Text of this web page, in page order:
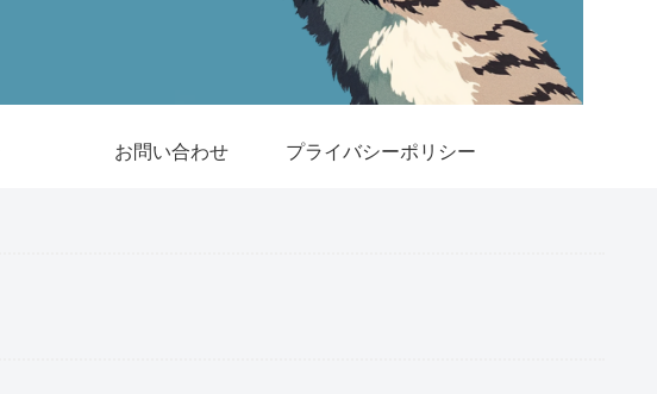
お問い合わせ プライバシーポリシー